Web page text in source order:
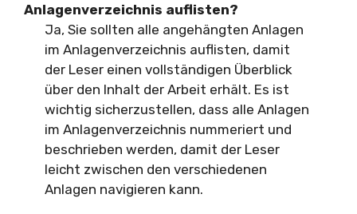
Anlagenverzeichnis auflisten?
Ja, Sie sollten alle angehängten Anlagen
im Anlagenverzeichnis auflisten, damit
der Leser einen vollständigen Überblick
über den Inhalt der Arbeit erhält. Es ist
wichtig sicherzustellen, dass alle Anlagen
im Anlagenverzeichnis nummeriert und
beschrieben werden, damit der Leser
leicht zwischen den verschiedenen
Anlagen navigieren kann.